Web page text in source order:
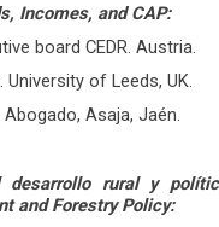
Incomes, and CAP:
board CEDR. Austria.
of Leeds, UK.
Asaja, Jaén.
desarrollo rural y
and Forestry Policy: